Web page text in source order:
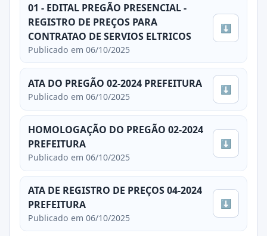
01 - EDITAL PREGÃO PRESENCIAL -
REGISTRO DE PREÇOS PARA
CONTRATAO DE SERVIOS ELTRICOS
Publicado em 06/10/2025
⬇
ATA DO PREGÃO 02-2024 PREFEITURA
Publicado em 06/10/2025
⬇
HOMOLOGAÇÃO DO PREGÃO 02-2024
PREFEITURA
Publicado em 06/10/2025
⬇
ATA DE REGISTRO DE PREÇOS 04-2024
PREFEITURA
Publicado em 06/10/2025
⬇